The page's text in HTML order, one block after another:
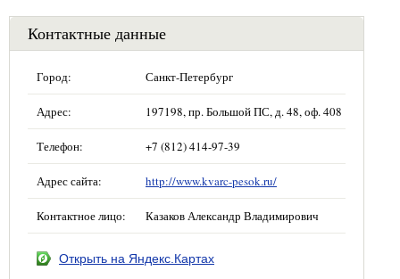
Контактные данные
Город: Санкт-Петербург
Адрес: 197198, пр. Большой ПС, д. 48, оф. 408
Телефон: +7 (812) 414-97-39
Адрес сайта: http://www.kvarc-pesok.ru/
Контактное лицо: Казаков Александр Владимирович
Открыть на Яндекс.Картах